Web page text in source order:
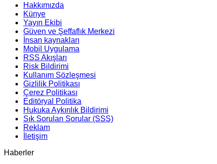
Hakkımızda
Künye
Yayın Ekibi
Güven ve Şeffaflık Merkezi
İnsan kaynakları
Mobil Uygulama
RSS Akışları
Risk Bildirimi
Kullanım Sözleşmesi
Gizlilik Politikası
Çerez Politikası
Editöryal Politika
Hukuka Aykırılık Bildirimi
Sık Sorulan Sorular (SSS)
Reklam
İletişim
Haberler